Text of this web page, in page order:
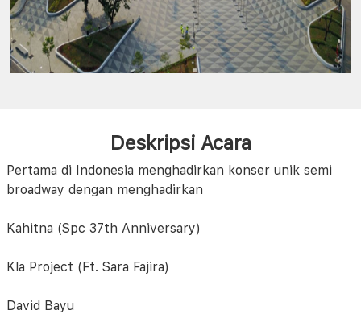
Deskripsi Acara
Pertama di Indonesia menghadirkan konser unik semi
broadway dengan menghadirkan
Kahitna (Spc 37th Anniversary)
Kla Project (Ft. Sara Fajira)
David Bayu